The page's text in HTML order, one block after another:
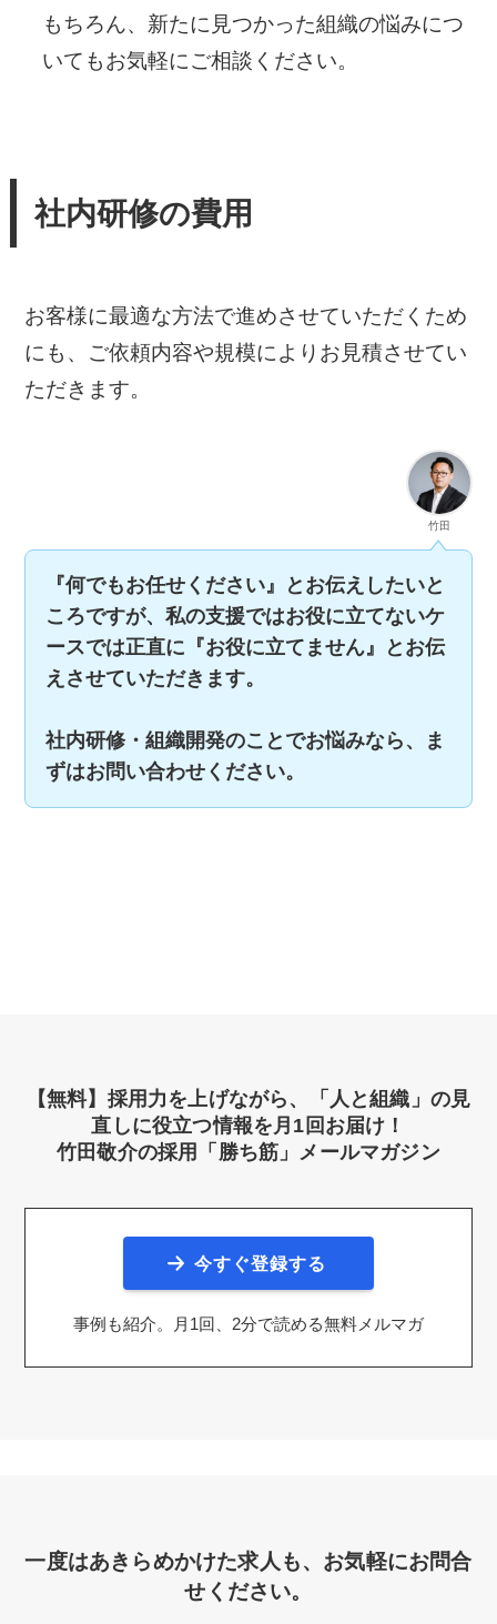
もちろん、新たに見つかった組織の悩みにつ
いてもお気軽にご相談ください。
社内研修の費用
お客様に最適な方法で進めさせていただくため
にも、ご依頼内容や規模によりお見積させてい
ただきます。
竹田
『何でもお任せください』とお伝えしたいと
ころですが、私の支援ではお役に立てないケ
ースでは正直に『お役に立てません』とお伝
えさせていただきます。
社内研修・組織開発のことでお悩みなら、ま
ずはお問い合わせください。
【無料】採用力を上げながら、「人と組織」の見
直しに役立つ情報を月1回お届け！
竹田敬介の採用「勝ち筋」メールマガジン
今すぐ登録する
事例も紹介。月1回、2分で読める無料メルマガ
一度はあきらめかけた求人も、お気軽にお問合
せください。